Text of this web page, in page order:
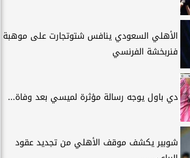
الأهلي السعودي ينافس شتوتجارت على موهبة
فنربخشة الفرنسي
دي باول يوجه رسالة مؤثرة لميسي بعد وفاة...
شوبير يكشف موقف الأهلي من تجديد عقود